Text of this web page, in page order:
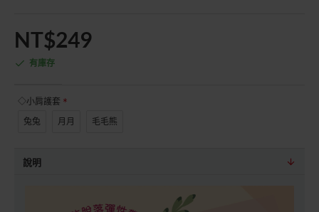
NT$249
有庫存
◇小肩護套
兔兔
月月 毛毛熊
說明